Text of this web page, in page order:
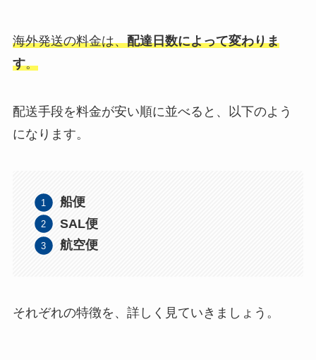
海外発送の料金は、配達日数によって変わりま
す。
配送手段を料金が安い順に並べると、以下のよう
になります。
船便
SAL便
航空便
それぞれの特徴を、詳しく見ていきましょう。